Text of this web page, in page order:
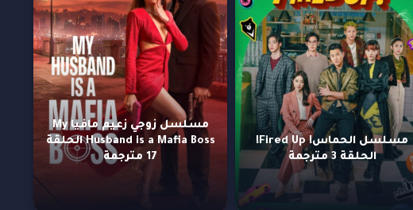
مسلسل الحماس! Fired Up!
الحلقة 3 مترجمة
مسلسل زوجي زعيم مافيا My
Husband is a Mafia Boss الحلقة
17 مترجمة